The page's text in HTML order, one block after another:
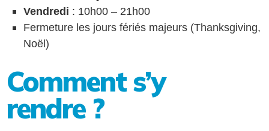
Vendredi : 10h00 – 21h00
Fermeture les jours fériés majeurs (Thanksgiving,
Noël)
Comment s’y
rendre ?